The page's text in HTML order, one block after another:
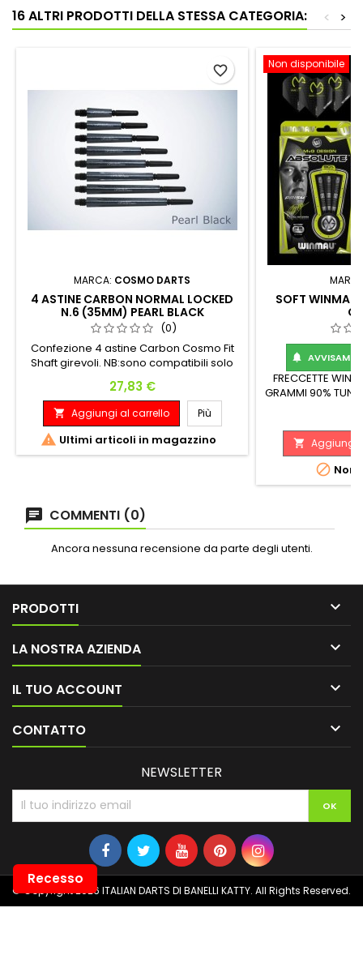
16 ALTRI PRODOTTI DELLA STESSA CATEGORIA: >
<
MARCA: COSMO DARTS
4 ASTINE CARBON NORMAL LOCKED
N.6 (35MM) PEARL BLACK
(0)
Confezione 4 astine Carbon Cosmo Fit
Shaft girevoli. NB:sono compatibili solo
Prezzo
27,83 €
 Aggiungi al carrello Più
 Ultimi articoli in magazzino
favorite_border Non disponibile
SOFT WINMAU
 AVVISAMI
FRECCETTE
GRAMMI 90%
 Aggiungi
 Non
COMMENTI (0)
Ancora nessuna recensione da parte degli utenti.
PRODOTTI 
LA NOSTRA AZIENDA 
IL TUO ACCOUNT 
CONTATTO 
NEWSLETTER
© Copyright 2026 ITALIAN DARTS DI BANELLI KATTY. All Rights Reserved.
Recesso